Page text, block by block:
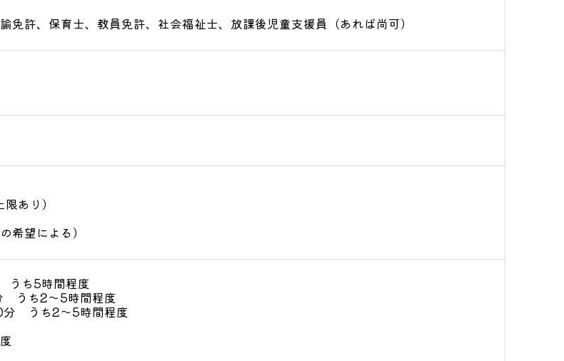
免許、保育士、教員免許、社会福祉士、放課後児童支援員（あれば尚可）
あり）
希望による）
うち5時間程度
うち2～5時間程度
分 うち2～5時間程度